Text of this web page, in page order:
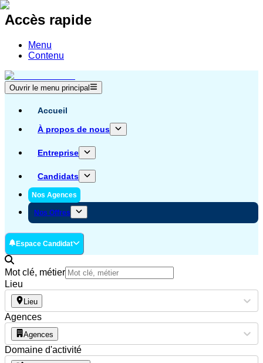
Accès rapide
Menu
Contenu
Ouvrir le menu principal
Accueil
À propos de nous
Entreprise
Candidats
Nos Agences
Nos Offres
Espace Candidat
Mot clé, métier
Lieu
Lieu
Agences
Agences
Domaine d'activité